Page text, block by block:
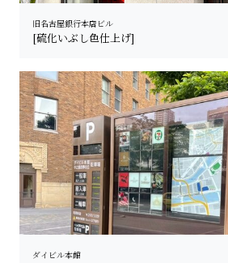
旧名古屋銀行本店ビル
[硫化いぶし色仕上げ]
ダイビル本館